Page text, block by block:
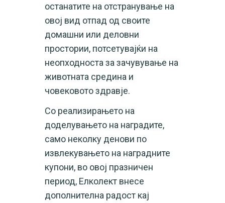
останатите на отстранување на
овој вид отпад од своите
домашни или деловни
простории, потсетувајќи на
неопходноста за зачувување на
животната средина и
човековото здравје.
Со реализирањето на
доделувањето на наградите,
само неколку денови по
извлекувањето на наградните
купони, во овој празничен
период, Елколект внесе
дополнителна радост кај